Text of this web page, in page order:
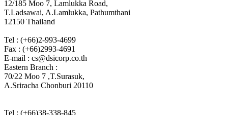
12/185 Moo 7, Lamlukka Road,
T.Ladsawai, A.Lamlukka, Pathumthani
12150 Thailand
Tel : (+66)2-993-4699
Fax : (+66)2993-4691
E-mail : cs@dsicorp.co.th
Eastern Branch :
70/22 Moo 7 ,T.Surasuk,
A.Sriracha Chonburi 20110
Tel : (+66)38-338-845